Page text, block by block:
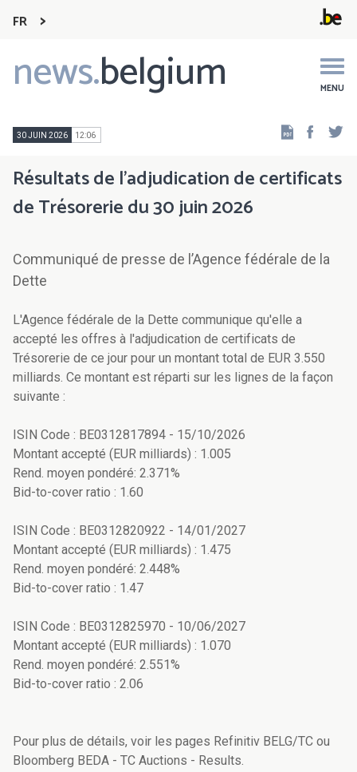
FR
news.belgium MENU
Main
navigation
30 JUIN 2026 12:06
Résultats de l'adjudication de certificats
de Trésorerie du 30 juin 2026
Communiqué de presse de l’Agence fédérale de la
Dette
L'Agence fédérale de la Dette communique qu'elle a
accepté les offres à l'adjudication de certificats de
Trésorerie de ce jour pour un montant total de EUR 3.550
milliards. Ce montant est réparti sur les lignes de la façon
suivante :
ISIN Code : BE0312817894 - 15/10/2026
Montant accepté (EUR milliards) : 1.005
Rend. moyen pondéré: 2.371%
Bid-to-cover ratio : 1.60
ISIN Code : BE0312820922 - 14/01/2027
Montant accepté (EUR milliards) : 1.475
Rend. moyen pondéré: 2.448%
Bid-to-cover ratio : 1.47
ISIN Code : BE0312825970 - 10/06/2027
Montant accepté (EUR milliards) : 1.070
Rend. moyen pondéré: 2.551%
Bid-to-cover ratio : 2.06
Pour plus de détails, voir les pages Refinitiv BELG/TC ou
Bloomberg BEDA - TC Auctions - Results.